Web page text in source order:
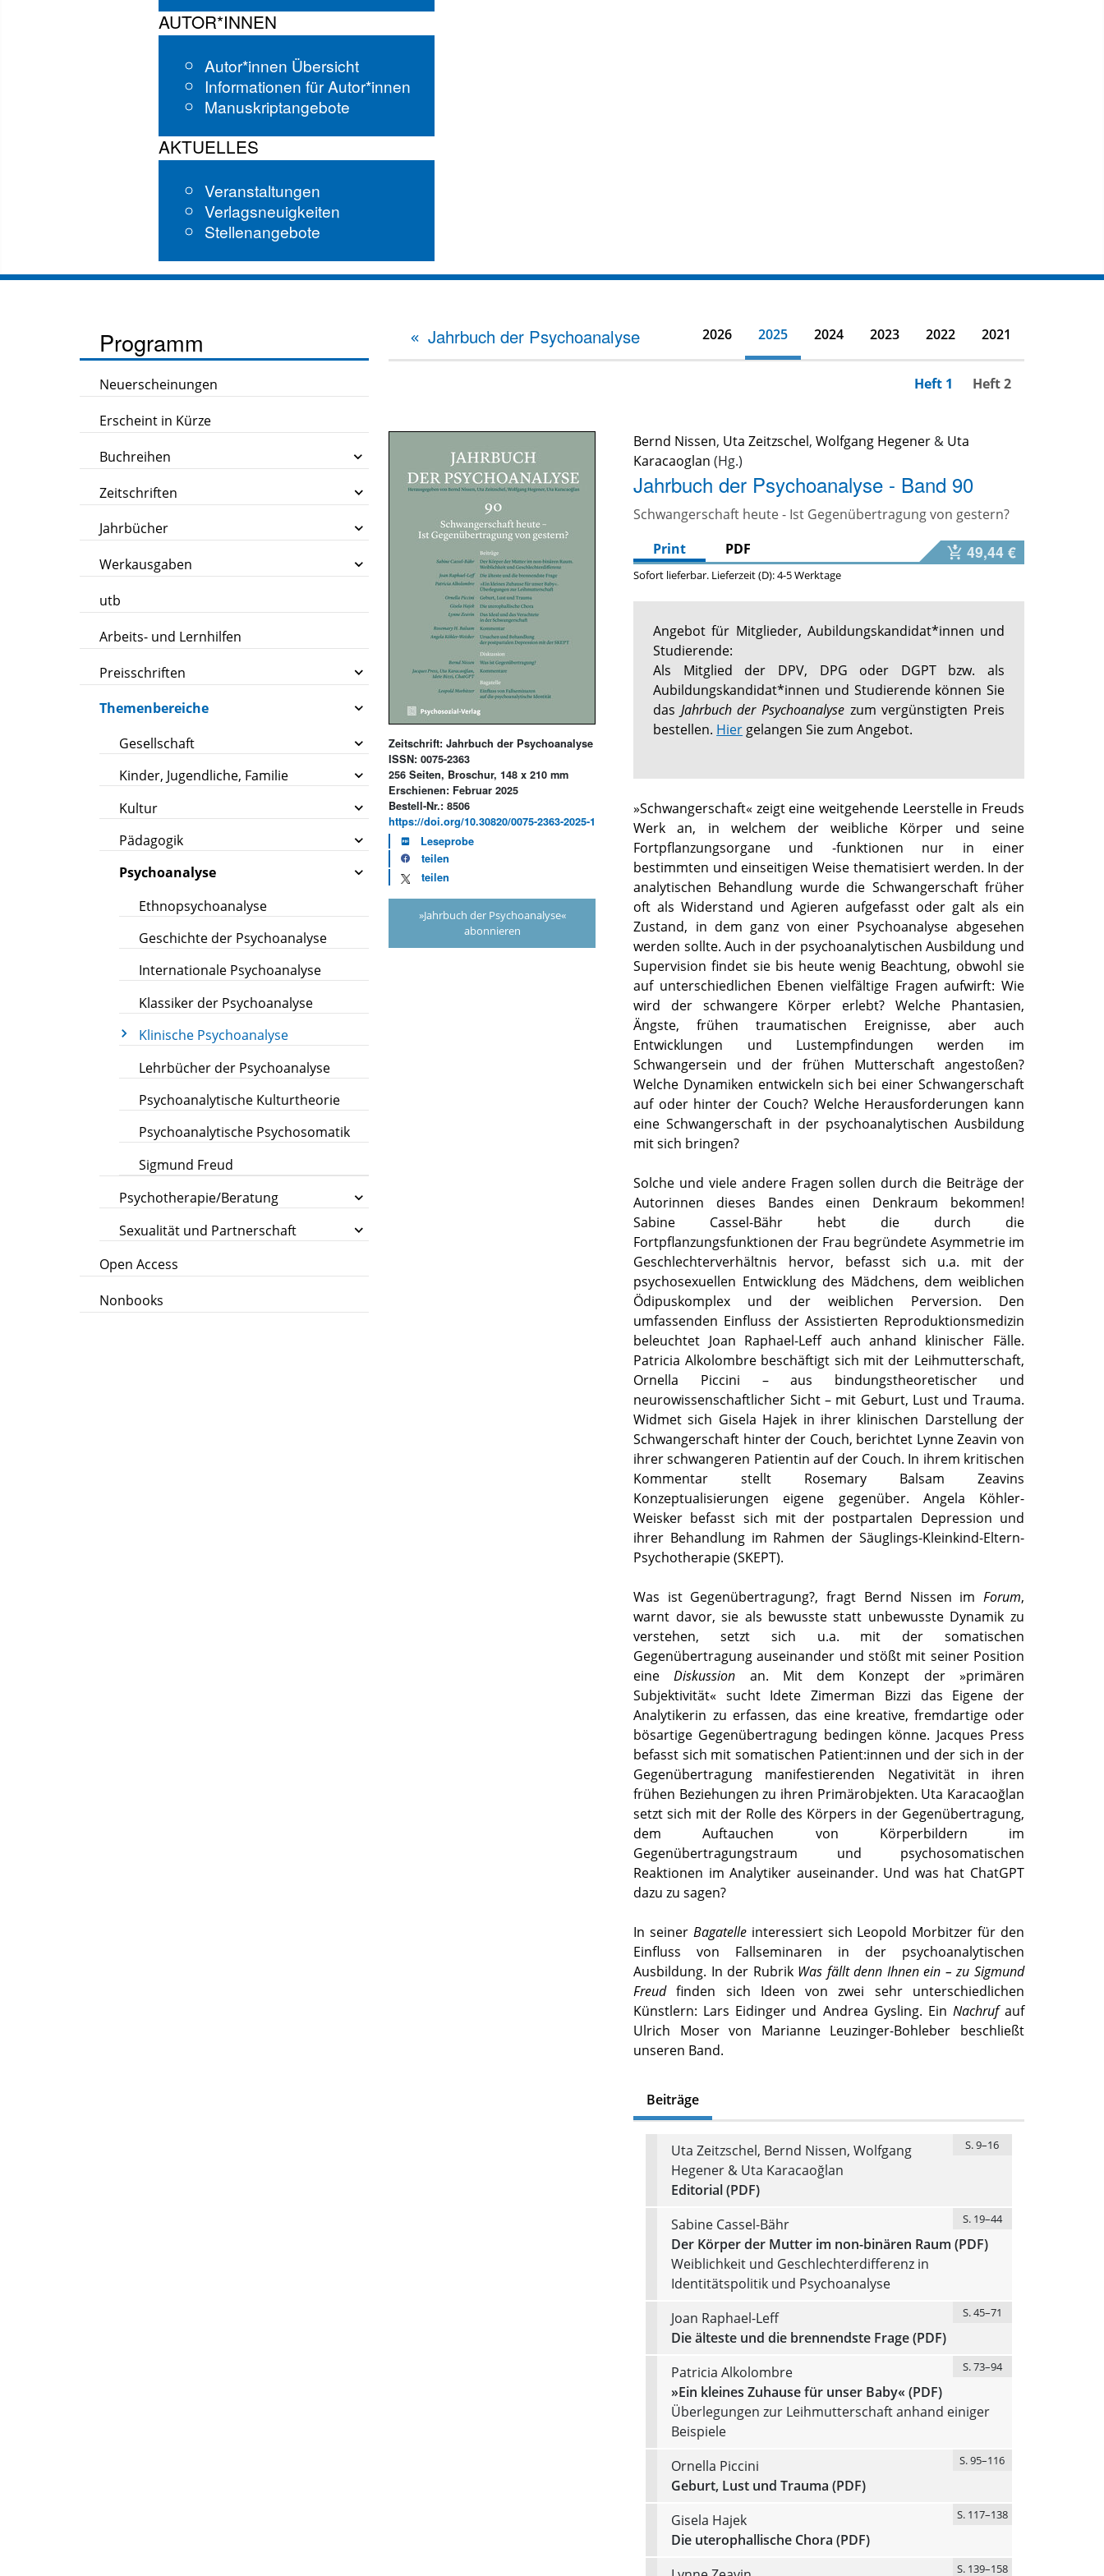
AUTOR*INNEN
Autor*innen Übersicht
Informationen für Autor*innen
Manuskriptangebote
AKTUELLES
Veranstaltungen
Verlagsneuigkeiten
Stellenangebote
Programm
Neuerscheinungen
Erscheint in Kürze
Buchreihen
Zeitschriften
Jahrbücher
Werkausgaben
utb
Arbeits- und Lernhilfen
Preisschriften
Themenbereiche
Gesellschaft
Kinder, Jugendliche, Familie
Kultur
Pädagogik
Psychoanalyse
Ethnopsychoanalyse
Geschichte der Psychoanalyse
Internationale Psychoanalyse
Klassiker der Psychoanalyse
Klinische Psychoanalyse
Lehrbücher der Psychoanalyse
Psychoanalytische Kulturtheorie
Psychoanalytische Psychosomatik
Sigmund Freud
Psychotherapie/Beratung
Sexualität und Partnerschaft
Open Access
Nonbooks
Jahrbuch der Psychoanalyse 2026 2025 2024 2023 2022 2021
Heft 1 Heft 2
Zeitschrift: Jahrbuch der Psychoanalyse
ISSN: 0075-2363
256 Seiten, Broschur, 148 x 210 mm
Erschienen: Februar 2025
Bestell-Nr.: 8506
https://doi.org/10.30820/0075-2363-2025-1
Leseprobe
teilen
teilen
»Jahrbuch der Psychoanalyse«
abonnieren
Bernd Nissen, Uta Zeitzschel,Wolfgang Hegener & Uta
Karacaoglan
Jahrbuch der Psychoanalyse - Band 90
Schwangerschaft heute - Ist Gegenübertragung von gestern?
Print
PDF 49,44 €
Sofort lieferbar. Lieferzeit (D): 4-5 Werktage
Angebot für Mitglieder, Aubildungskandidat*innen und
Studierende:
Als Mitglied der DPV, DPG oder DGPT bzw. als
Aubildungskandidat*innen und Studierende können Sie
das Jahrbuch der Psychoanalyse zum vergünstigten Preis
bestellen. Hier gelangen Sie zum Angebot.
»Schwangerschaft« zeigt eine weitgehende Leerstelle in Freuds
Werk an, in welchem der weibliche Körper und seine
Fortpflanzungsorgane und -funktionen nur in einer
bestimmten und einseitigen Weise thematisiert werden. In der
analytischen Behandlung wurde die Schwangerschaft früher
oft als Widerstand und Agieren aufgefasst oder galt als ein
Zustand, in dem ganz von einer Psychoanalyse abgesehen
werden sollte. Auch in der psychoanalytischen Ausbildung und
Supervision findet sie bis heute wenig Beachtung, obwohl sie
auf unterschiedlichen Ebenen vielfältige Fragen aufwirft: Wie
wird der schwangere Körper erlebt? Welche Phantasien,
Ängste, frühen traumatischen Ereignisse, aber auch
Entwicklungen und Lustempfindungen werden im
Schwangersein und der frühen Mutterschaft angestoßen?
Welche Dynamiken entwickeln sich bei einer Schwangerschaft
auf oder hinter der Couch? Welche Herausforderungen kann
eine Schwangerschaft in der psychoanalytischen Ausbildung
mit sich bringen?
Solche und viele andere Fragen sollen durch die Beiträge der
Autorinnen dieses Bandes einen Denkraum bekommen!
Sabine Cassel-Bähr hebt die durch die
Fortpflanzungsfunktionen der Frau begründete Asymmetrie im
Geschlechterverhältnis hervor, befasst sich u.a. mit der
psychosexuellen Entwicklung des Mädchens, dem weiblichen
Ödipuskomplex und der weiblichen Perversion. Den
umfassenden Einfluss der Assistierten Reproduktionsmedizin
beleuchtet Joan Raphael-Leff auch anhand klinischer Fälle.
Patricia Alkolombre beschäftigt sich mit der Leihmutterschaft,
Ornella Piccini – aus bindungstheoretischer und
neurowissenschaftlicher Sicht – mit Geburt, Lust und Trauma.
Widmet sich Gisela Hajek in ihrer klinischen Darstellung der
Schwangerschaft hinter der Couch, berichtet Lynne Zeavin von
ihrer schwangeren Patientin auf der Couch. In ihrem kritischen
Kommentar stellt Rosemary Balsam Zeavins
Konzeptualisierungen eigene gegenüber. Angela Köhler-
Weisker befasst sich mit der postpartalen Depression und
ihrer Behandlung im Rahmen der Säuglings-Kleinkind-Eltern-
Psychotherapie (SKEPT).
Was ist Gegenübertragung?, fragt Bernd Nissen im Forum,
warnt davor, sie als bewusste statt unbewusste Dynamik zu
verstehen, setzt sich u.a. mit der somatischen
Gegenübertragung auseinander und stößt mit seiner Position
eineDiskussion an. Mit dem Konzept der »primären
Subjektivität« sucht Idete Zimerman Bizzi das Eigene der
Analytikerin zu erfassen, das eine kreative, fremdartige oder
bösartige Gegenübertragung bedingen könne. Jacques Press
befasst sich mit somatischen Patient:innen und der sich in der
Gegenübertragung manifestierenden Negativität in ihren
frühen Beziehungen zu ihren Primärobjekten. Uta Karacaoğlan
setzt sich mit der Rolle des Körpers in der Gegenübertragung,
dem Auftauchen von Körperbildern im
Gegenübertragungstraum und psychosomatischen
Reaktionen im Analytiker auseinander. Und was hat ChatGPT
dazu zu sagen?
In seiner Bagatelleinteressiert sich Leopold Morbitzer für den
Einfluss von Fallseminaren in der psychoanalytischen
Ausbildung. In der Rubrik Was fällt denn Ihnen ein – zu Sigmund
Freudfinden sich Ideen von zwei sehr unterschiedlichen
Künstlern: Lars Eidinger und Andrea Gysling. Ein Nachrufauf
Ulrich Moser von Marianne Leuzinger-Bohleber beschließt
unseren Band.
Beiträge
Uta Zeitzschel, Bernd Nissen, Wolfgang
Hegener & Uta Karacaoğlan
S. 9–16
Editorial (PDF)
Sabine Cassel-Bähr
S. 19–44
Der Körper der Mutter im non-binären Raum (PDF)
Weiblichkeit und Geschlechterdifferenz in
Identitätspolitik und Psychoanalyse
Joan Raphael-Leff
S. 45–71
Die älteste und die brennendste Frage (PDF)
Patricia Alkolombre
S. 73–94
»Ein kleines Zuhause für unser Baby« (PDF)
Überlegungen zur Leihmutterschaft anhand einiger
Beispiele
Ornella Piccini
S. 95–116
Geburt, Lust und Trauma (PDF)
Gisela Hajek
S. 117–138
Die uterophallische Chora (PDF)
S. 139–158